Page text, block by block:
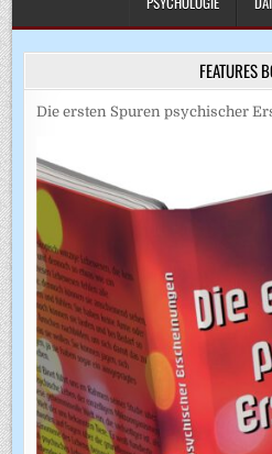
FEATURES
Die ersten Spuren psychischer